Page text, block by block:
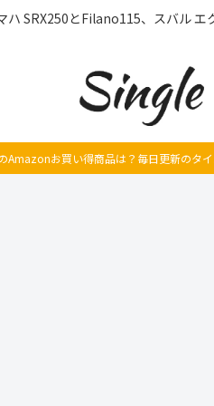
ハ SRX250とFilano115、スバル
Amazonお買い得商品は？毎日更新のタ